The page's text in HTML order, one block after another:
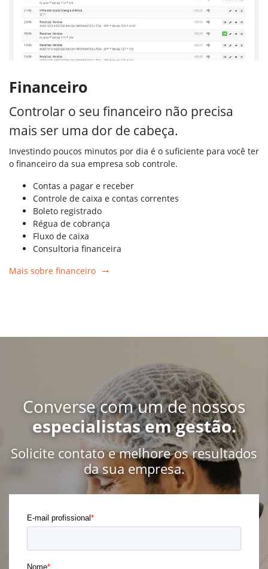
Financeiro
Controlar o seu financeiro não precisa
mais ser uma dor de cabeça.
Investindo poucos minutos por dia é o suficiente para você ter
o financeiro da sua empresa sob controle.
Contas a pagar e receber
Controle de caixa e contas correntes
Boleto registrado
Régua de cobrança
Fluxo de caixa
Consultoria financeira
Mais sobre financeiro
Converse com um de nossos
especialistas em gestão.
Solicite contato e melhore os resultados
da sua empresa.